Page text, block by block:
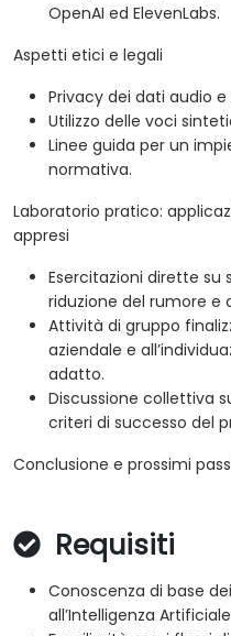
OpenAI ed ElevenLabs.
Aspetti etici e legali
Privacy dei dati audio
Utilizzo delle voci
Linee guida per un
normativa.
Laboratorio pratico:
appresi
Esercitazioni dirette su
riduzione del rumore e
Attività di gruppo
aziendale e
adatto.
Discussione collettiva
criteri di successo del
Conclusione e prossimi
Requisiti
Conoscenza di base
all’Intelligenza